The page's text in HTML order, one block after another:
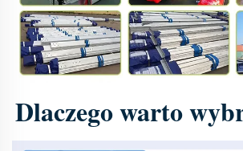
Dlaczego warto